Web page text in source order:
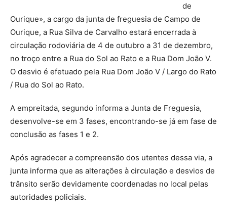
de
Ourique», a cargo da junta de freguesia de Campo de
Ourique, a Rua Silva de Carvalho estará encerrada à
circulação rodoviária de 4 de outubro a 31 de dezembro,
no troço entre a Rua do Sol ao Rato e a Rua Dom João V.
O desvio é efetuado pela Rua Dom João V / Largo do Rato
/ Rua do Sol ao Rato.
A empreitada, segundo informa a Junta de Freguesia,
desenvolve-se em 3 fases, encontrando-se já em fase de
conclusão as fases 1 e 2.
Após agradecer a compreensão dos utentes dessa via, a
junta informa que as alterações à circulação e desvios de
trânsito serão devidamente coordenadas no local pelas
autoridades policiais.